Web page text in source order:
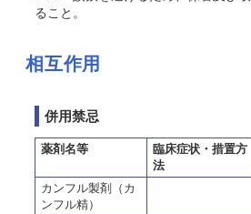
ること。
相互作用
併用禁忌
薬剤名等
臨床症状・措置方
法
カンフル製剤（カ
ンフル精）